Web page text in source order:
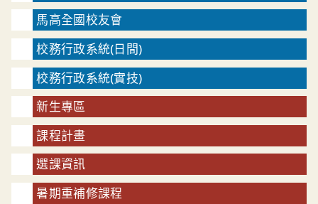
馬高全國校友會
校務行政系統(日間)
校務行政系統(實技)
新生專區
課程計畫
選課資訊
暑期重補修課程